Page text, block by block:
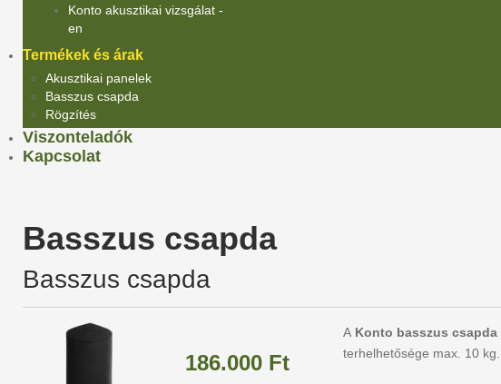
Konto akusztikai vizsgálat -
en
Termékek és árak
Akusztikai panelek
Basszus csapda
Rögzítés
Viszonteladók
Kapcsolat
Basszus csapda
Basszus csapda
186.000 Ft
A Konto basszus csapda
terhelhetősége max. 10 kg.